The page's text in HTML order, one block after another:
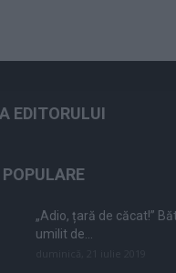
EDITORULUI
„Adio, țară de căcat!”
umilit de...